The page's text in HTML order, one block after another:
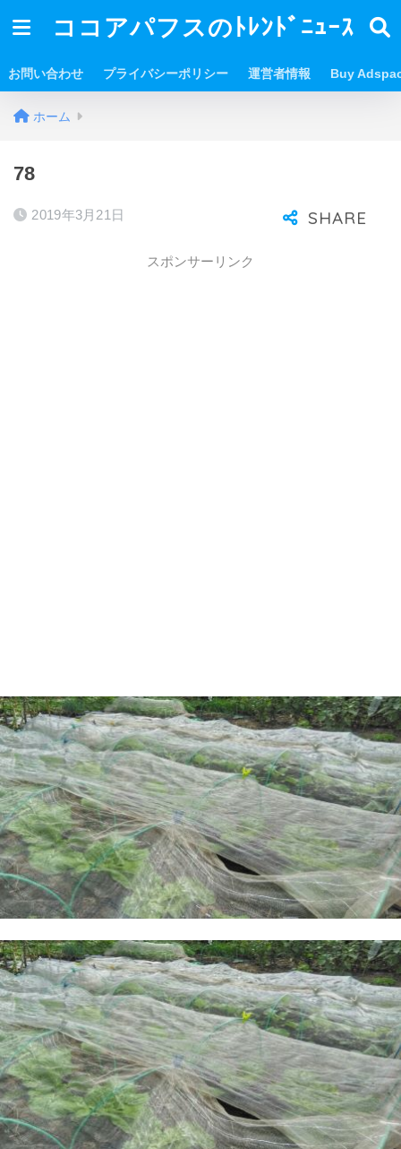
ココアパフスのﾄﾚﾝﾄﾞﾆｭｰｽ
お問い合わせ プライバシーポリシー 運営者情報 Buy
ホーム
78
2019年3月21日
スポンサーリンク